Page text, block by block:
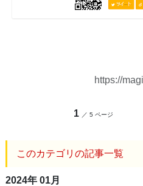
https://
1 ／ 5 ページ
このカテゴリの記事一覧
2024年 01月